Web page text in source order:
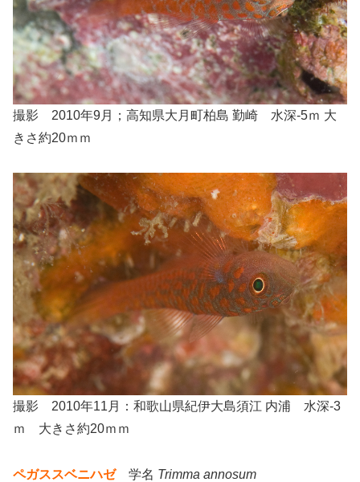
撮影 2010年9月；高知県大月町柏島 勤崎 水深-5ｍ 大
きさ約20ｍｍ
撮影 2010年11月：和歌山県紀伊大島須江 内浦 水深-3
ｍ 大きさ約20ｍｍ
ペガススベニハゼ学名 Trimma annosum